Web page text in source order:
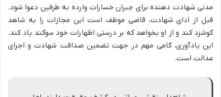
مدنی شهادت دهنده برای جبران خسارات وارده به طرفین دعوا شود.
قبل از ادای شهادت، قاضی موظف است این مجازات را به شاهد
گوشزد کند و از او بخواهد که بر درستی اظهارات خود سوگند یاد کند.
این یادآوری، گامی مهم در جهت تضمین صداقت شهادت و اجرای
عدالت است.